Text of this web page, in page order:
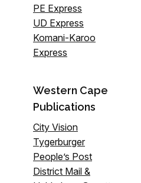
PE Express
UD Express
Komani-Karoo
Express
Western Cape
Publications
City Vision
Tygerburger
People’s Post
District Mail &